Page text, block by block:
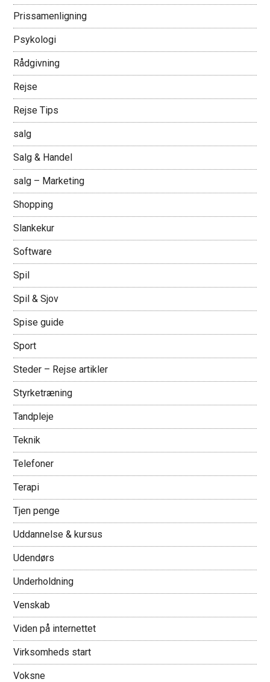
Prissamenligning
Psykologi
Rådgivning
Rejse
Rejse Tips
salg
Salg & Handel
salg – Marketing
Shopping
Slankekur
Software
Spil
Spil & Sjov
Spise guide
Sport
Steder – Rejse artikler
Styrketræning
Tandpleje
Teknik
Telefoner
Terapi
Tjen penge
Uddannelse & kursus
Udendørs
Underholdning
Venskab
Viden på internettet
Virksomheds start
Voksne